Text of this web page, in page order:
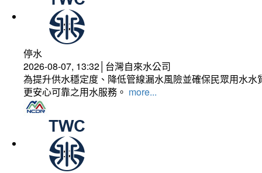
停水
2026-08-07, 13:32│台灣自來水公司
為提升供水穩定度、降低管線漏水風險並確保民眾用水
更安心可靠之用水服務。 more...